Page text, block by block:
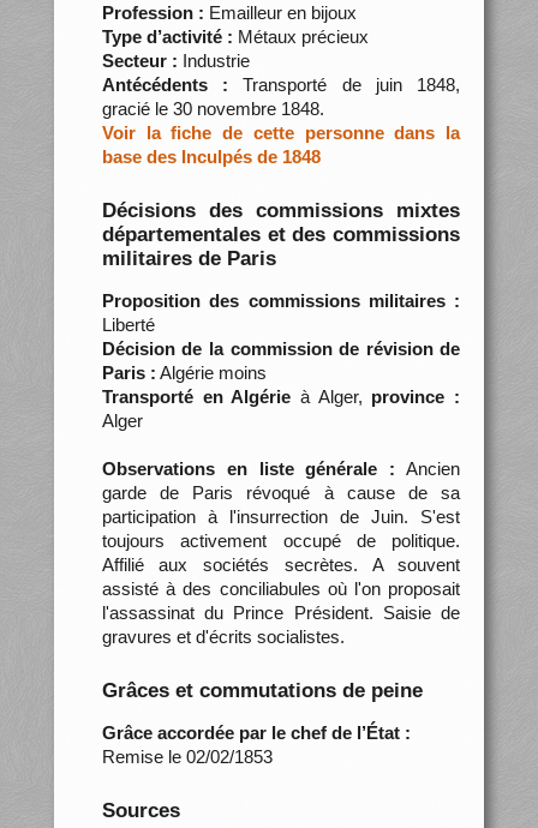
Profession : Emailleur en bijoux
Type d’activité : Métaux précieux
Secteur : Industrie
Antécédents : Transporté de juin 1848,
gracié le 30 novembre 1848.
Voir la fiche de cette personne dans la
base des Inculpés de 1848
Décisions des commissions mixtes
départementales et des commissions
militaires de Paris
Proposition des commissions militaires :
Liberté
Décision de la commission de révision de
Paris : Algérie moins
Transporté en Algérie à Alger, province :
Alger
Observations en liste générale : Ancien
garde de Paris révoqué à cause de sa
participation à l'insurrection de Juin. S'est
toujours activement occupé de politique.
Affilié aux sociétés secrètes. A souvent
assisté à des conciliabules où l'on proposait
l'assassinat du Prince Président. Saisie de
gravures et d'écrits socialistes.
Grâces et commutations de peine
Grâce accordée par le chef de l’État :
Remise le 02/02/1853
Sources